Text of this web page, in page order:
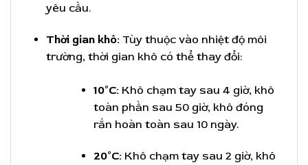
yêu cầu.
Thời gian khô: Tùy thuộc vào nhiệt độ môi
trường, thời gian khô có thể thay đổi:
10°C: Khô chạm tay sau 4 giờ, khô
toàn phần sau 50 giờ, khô đóng
rắn hoàn toàn sau 10 ngày.
20°C: Khô chạm tay sau 2 giờ, khô